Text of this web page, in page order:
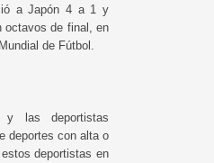
a Japón 4 a 1 y
octavos de final, en
de Fútbol.
las deportistas
deportes con alta o
deportistas en